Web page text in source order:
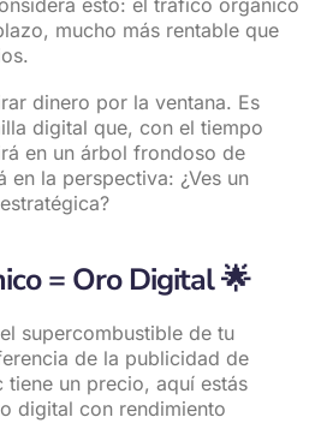
mucho más rentable que
dinero por la ventana. Es
digital que, con el tiempo
en un árbol frondoso de
en la perspectiva: ¿Ves un
= Oro Digital🌟
supercombustible de tu
de la publicidad de
un precio, aquí estás
digital con rendimiento